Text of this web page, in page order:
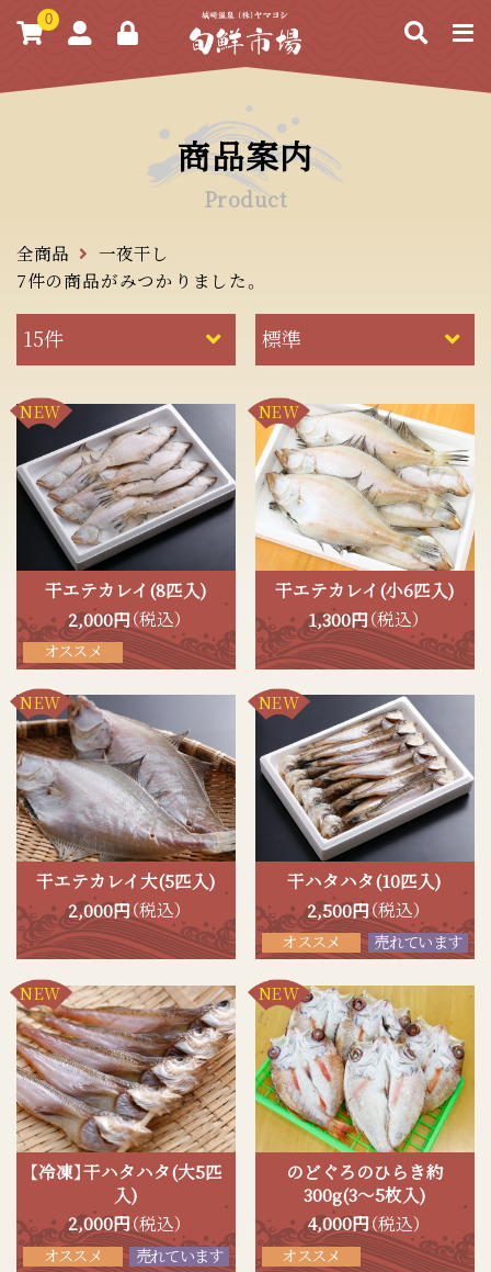
0
商品案内
Product
全商品
一夜干し
7件の商品がみつかりました。
干エテカレイ(8匹入)
2,000円（税込）
NEW
オススメ
干エテカレイ(小6匹入)
1,300円（税込）
NEW
干エテカレイ大(5匹入)
2,000円（税込）
NEW
干ハタハタ(10匹入)
2,500円（税込）
NEW
オススメ 売れています
【冷凍】干ハタハタ(大5匹
入)
2,000円（税込）
NEW
オススメ 売れています
のどぐろのひらき約
300g(3～5枚入)
4,000円（税込）
NEW
オススメ